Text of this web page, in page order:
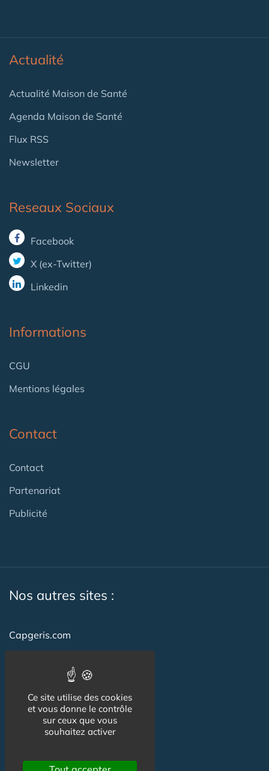
Actualité
Actualité Maison de Santé
Agenda Maison de Santé
Flux RSS
Newsletter
Reseaux Sociaux
Facebook
X (ex-Twitter)
Linkedin
Informations
CGU
Mentions légales
Contact
Contact
Partenariat
Publicité
Nos autres sites :
Capgeris.com
Emploi-formation-sante.com
Seniorissimmo.com
Creche-et-naissance.com
Ce site utilise des cookies
et vous donne le contrôle
sur ceux que vous
souhaitez activer